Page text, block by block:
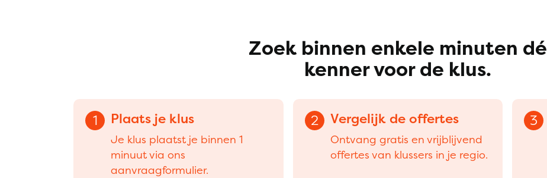
Zoek binnen enkele minuten dé
kenner voor de klus.
1 Plaats je klus
Je klus plaatst je binnen 1
minuut via ons
aanvraagformulier.
2 Vergelijk de offertes
Ontvang gratis en vrijblijvend
offertes van klussers in je regio.
3